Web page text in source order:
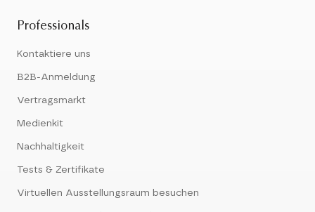
Professionals
Kontaktiere uns
B2B-Anmeldung
Vertragsmarkt
Medienkit
Nachhaltigkeit
Tests & Zertifikate
Virtuellen Ausstellungsraum besuchen